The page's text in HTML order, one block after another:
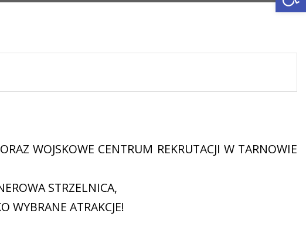
WOJSKOWE CENTRUM REKRUTACJI W TARNOWIE
STRZELNICA,
WYBRANE ATRAKCJE!